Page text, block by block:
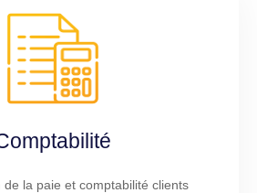
de la paie et comptabilité clients